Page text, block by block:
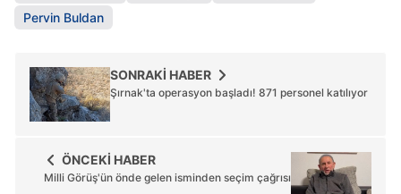
Pervin Buldan
SONRAKİ HABER
Şırnak'ta operasyon başladı! 871 personel katılıyor
ÖNCEKİ HABER
Milli Görüş'ün önde gelen isminden seçim çağrısı